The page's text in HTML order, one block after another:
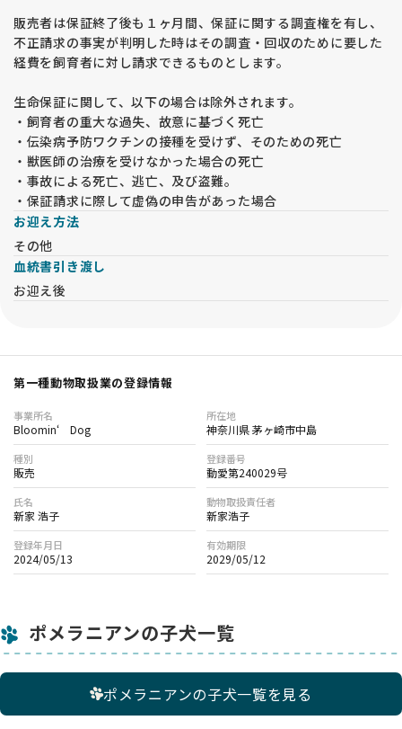
販売者は保証終了後も１ヶ月間、保証に関する調査権を有し、
不正請求の事実が判明した時はその調査・回収のために要した
経費を飼育者に対し請求できるものとします。
生命保証に関して、以下の場合は除外されます。
・飼育者の重大な過失、故意に基づく死亡
・伝染病予防ワクチンの接種を受けず、そのための死亡
・獣医師の治療を受けなかった場合の死亡
・事故による死亡、逃亡、及び盗難。
・保証請求に際して虚偽の申告があった場合
お迎え方法
その他
血統書引き渡し
お迎え後
第一種動物取扱業の登録情報
事業所名
Bloomin‘ Dog
所在地
神奈川県 茅ヶ崎市中島
種別
販売
登録番号
動愛第240029号
氏名
新家 浩子
動物取扱責任者
新家浩子
登録年月日
2024/05/13
有効期限
2029/05/12
ポメラニアンの子犬一覧
ポメラニアンの子犬一覧を見る